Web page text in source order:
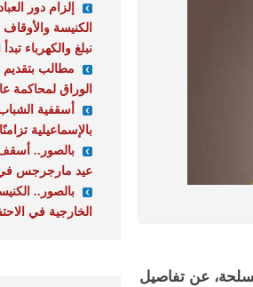
عن تفاصيل
إلزام دور العبادة
الكنيسة والأوقاف
نبلغ والكهرباء تبدأ
مطالب بتقديم
الوراق لمحاكمة
أسقفية الشباب
بالإسماعيلية تزامنًا
بالصور.. أسقف
عيد مارجرجس في
بالصور.. الكنيسة
الخارجية في